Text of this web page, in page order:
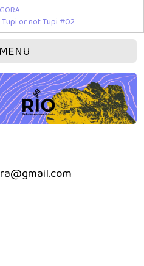
Tupi or not Tupi #02